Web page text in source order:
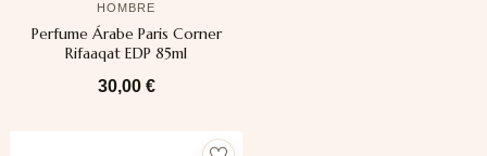
HOMBRE
Perfume Árabe Paris Corner
Rifaaqat EDP 85ml
30,00 €